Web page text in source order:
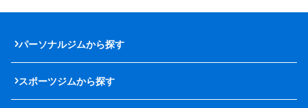
パーソナルジムから探す
スポーツジムから探す